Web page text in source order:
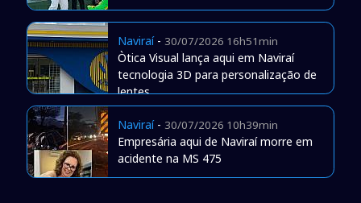
Naviraí- 30/07/2026 16h51min
Òtica Visual lança aqui em Naviraí
tecnologia 3D para personalização de
lentes
Naviraí- 30/07/2026 10h39min
Empresária aqui de Naviraí morre em
acidente na MS 475